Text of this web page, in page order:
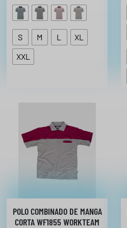
S M L
XL
XXL
POLO COMBINADO DE MANGA
CORTA WF1855 WORKTEAM